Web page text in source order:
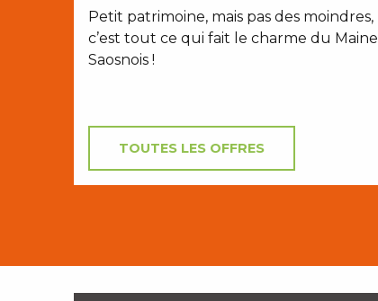
Petit patrimoine, mais pas des moindres,
c’est tout ce qui fait le charme du Maine
Saosnois !
TOUTES LES OFFRES